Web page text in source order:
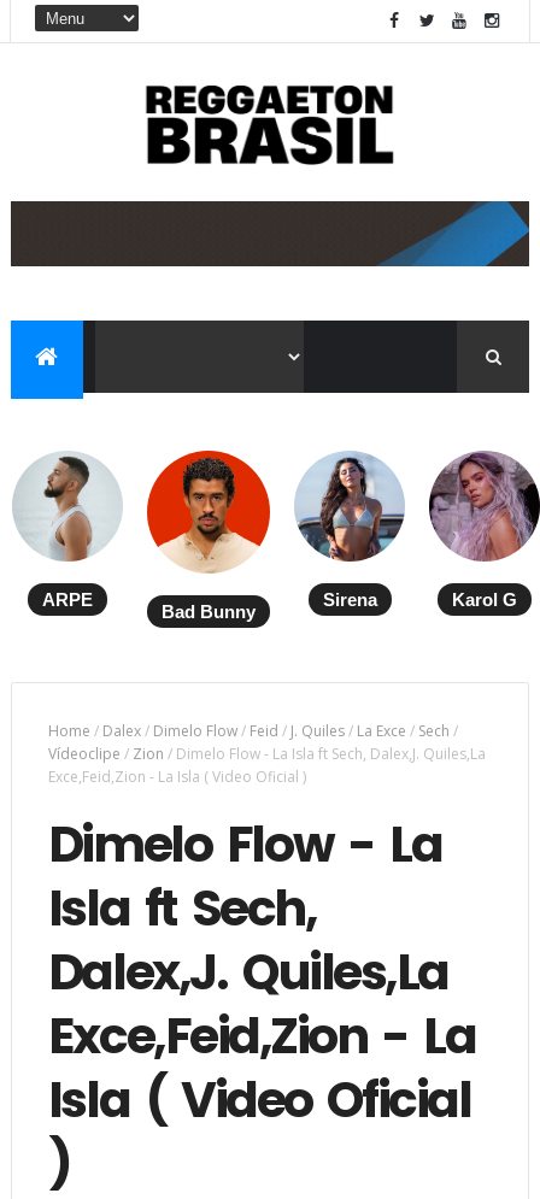
ARPE
Bad Bunny
Sirena Karol G
Home / Dalex/ Dimelo Flow/ Feid / J. Quiles/ La Exce / Sech /
Vídeoclipe / Zion / Dimelo Flow - La Isla ft Sech, Dalex,J. Quiles,La
Exce,Feid,Zion - La Isla ( Video Oficial )
Dimelo Flow - La
Isla ft Sech,
Dalex,J. Quiles,La
Exce,Feid,Zion - La
Isla ( Video Oficial
)